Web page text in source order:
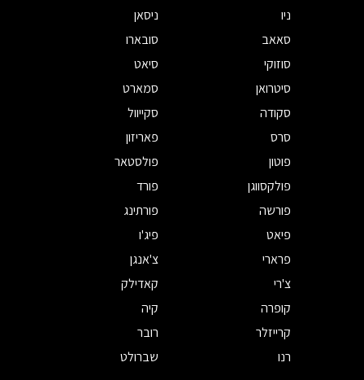
ניו
ניסאן
סאאב
סובארו
סוזוקי
סיאט
סיטרואן
סמארט
סקודה
סקייוול
סרס
פאריזון
פוטון
פולסטאר
פולקסווגן
פורד
פורשה
פורתינג
פיאט
פיג'ו
פרארי
צ'אנגן
צ'רי
קאדילק
קופרה
קיה
קרייזלר
רובר
רנו
שברולט